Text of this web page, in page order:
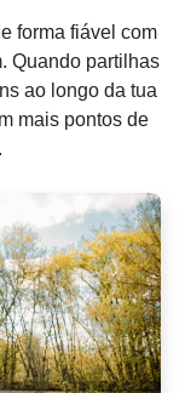
forma fiável com
Quando partilhas
ao longo da tua
mais pontos de